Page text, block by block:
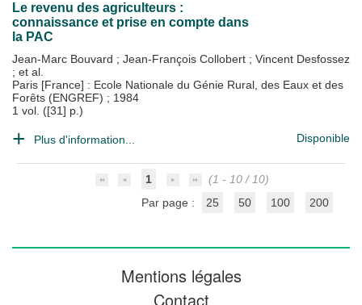
Le revenu des agriculteurs :
connaissance et prise en compte dans
la PAC
Jean-Marc Bouvard ; Jean-François Collobert ; Vincent Desfossez
; et al.
Paris [France] : Ecole Nationale du Génie Rural, des Eaux et des
Forêts (ENGREF) ; 1984
1 vol. ([31] p.)
Plus d'information... Disponible
1
(1 - 10 / 10)
Par page :
25 50 100 200
Mentions légales
Contact